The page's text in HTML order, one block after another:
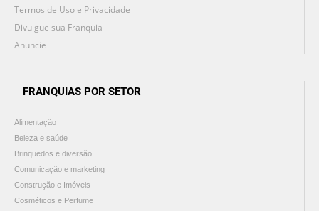
Termos de Uso e Privacidade
Divulgue sua Franquia
Anuncie
FRANQUIAS POR SETOR
Alimentação
Beleza e saúde
Brinquedos e diversão
Comunicação e marketing
Construção e Imóveis
Cosméticos e Perfume